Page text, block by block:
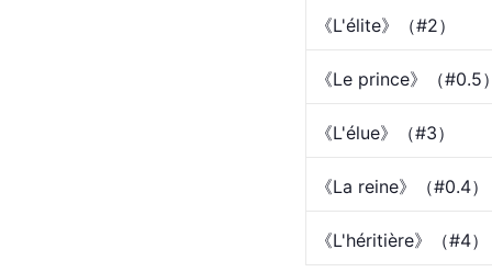
《L'élite》（#2）
《Le prince》（#0.5
《L'élue》（#3）
《La reine》（#0.4）
《L'héritière》（#4）